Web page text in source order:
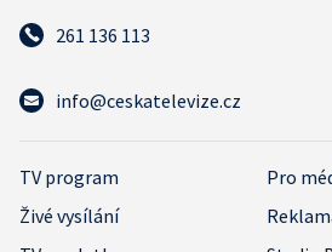
261 136 113
info@ceskatelevize.cz
TV program
Pro
Živé vysílání